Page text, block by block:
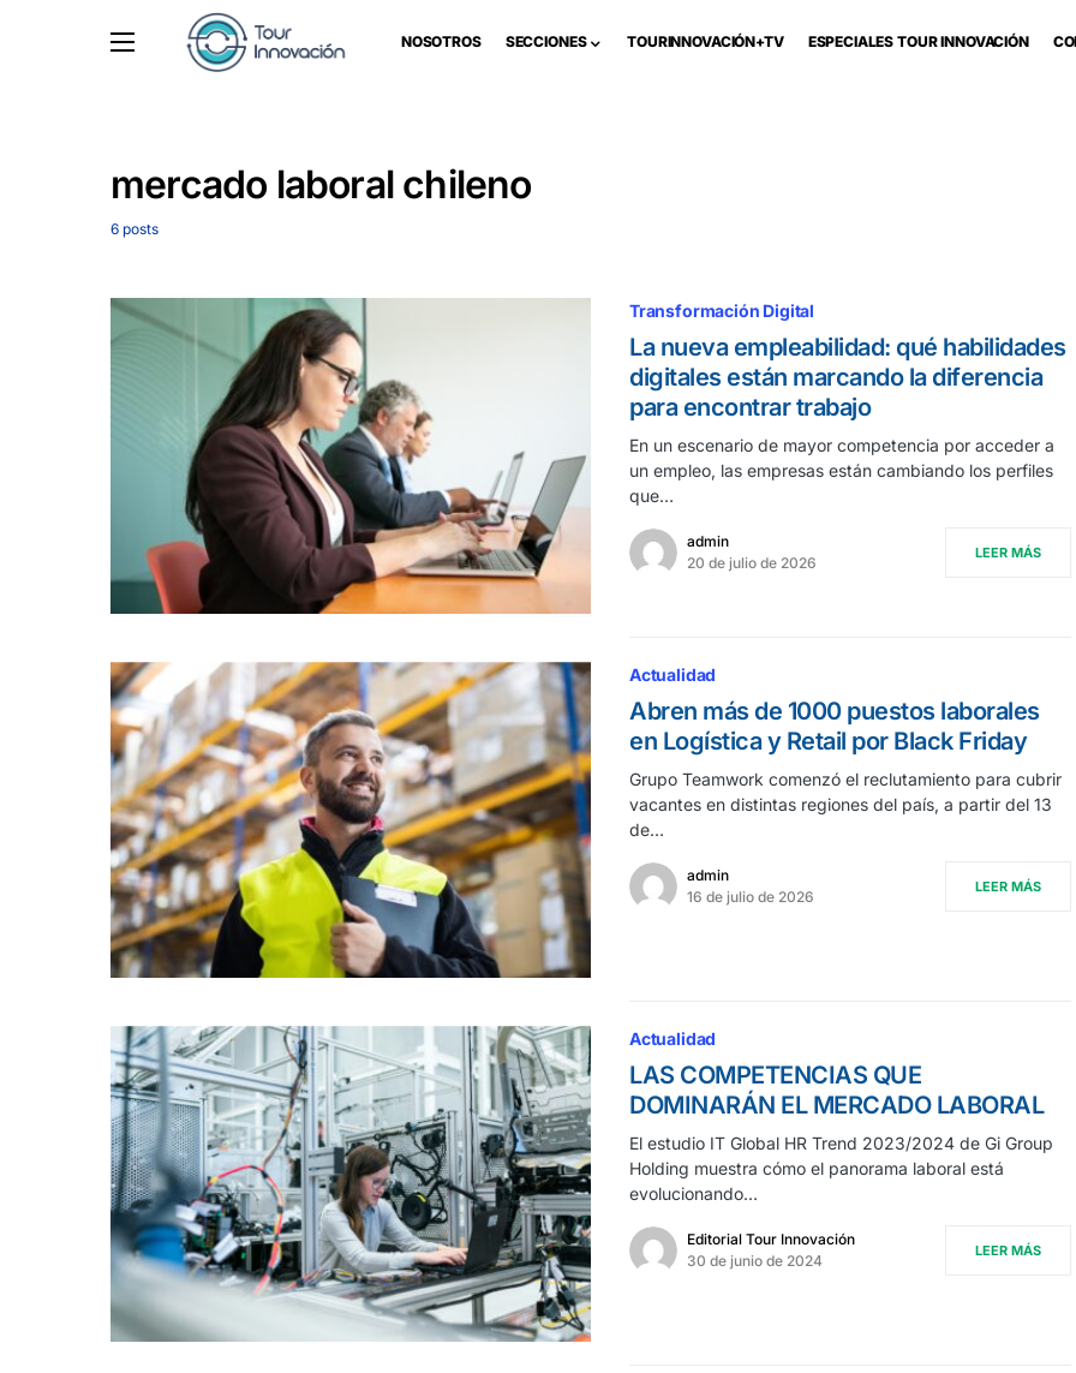
NOSOTROS SECCIONES TOURINNOVACIÓN+TV ESPECIALES TOUR INNOVACIÓN
mercado laboral chileno
6 posts
Transformación Digital
La nueva empleabilidad: qué habilidades
digitales están marcando la diferencia
para encontrar trabajo
En un escenario de mayor competencia por acceder a
un empleo, las empresas están cambiando los perfiles
que…
admin
20 de julio de 2026
LEER MÁS
Actualidad
Abren más de 1000 puestos laborales
en Logística y Retail por Black Friday
Grupo Teamwork comenzó el reclutamiento para cubrir
vacantes en distintas regiones del país, a partir del 13
de…
admin
16 de julio de 2026
LEER MÁS
Actualidad
LAS COMPETENCIAS QUE
DOMINARÁN EL MERCADO LABORAL
El estudio IT Global HR Trend 2023/2024 de Gi Group
Holding muestra cómo el panorama laboral está
evolucionando…
Editorial Tour Innovación
30 de junio de 2024
LEER MÁS